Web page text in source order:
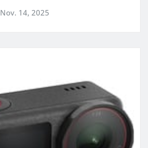
Nov. 14, 2025